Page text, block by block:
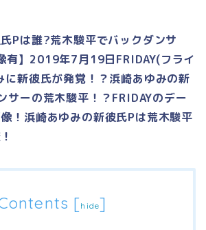
Pは誰?荒木駿平でバックダンサ
有】2019年7月19日FRIDAY(フライ
に新彼氏が発覚！？浜崎あゆみの新
サーの荒木駿平！？FRIDAYのデー
！浜崎あゆみの新彼氏Pは荒木駿平
[hide]